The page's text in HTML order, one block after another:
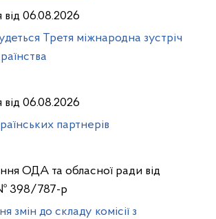
06.08.2026
Третя міжнародна зустріч
06.08.2026
партнерів
ОДА та обласної ради від
398/787-р
змін до складу комісії з